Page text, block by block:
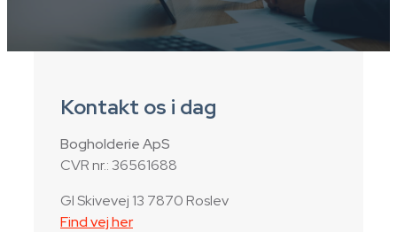
Kontakt os i dag
Bogholderie ApS
CVR nr.: 36561688
Gl Skivevej 13 7870 Roslev
Find vej her